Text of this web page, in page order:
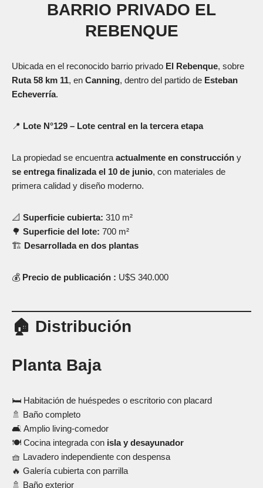
BARRIO PRIVADO EL
REBENQUE
Ubicada en el reconocido barrio privado El Rebenque, sobre
Ruta 58 km 11, en Canning, dentro del partido de Esteban
Echeverría.
📍 Lote N°129 – Lote central en la tercera etapa
La propiedad se encuentra actualmente en construcción y
se entrega finalizada el 10 de junio, con materiales de
primera calidad y diseño moderno.
📐 Superficie cubierta: 310 m²
🌳 Superficie del lote: 700 m²
🏗 Desarrollada en dos plantas
💰 Precio de publicación : U$S 340.000
🏠 Distribución
Planta Baja
🛏 Habitación de huéspedes o escritorio con placard
🚿 Baño completo
🛋 Amplio living-comedor
🍽 Cocina integrada con isla y desayunador
🧺 Lavadero independiente con despensa
🔥 Galería cubierta con parrilla
🚿 Baño exterior